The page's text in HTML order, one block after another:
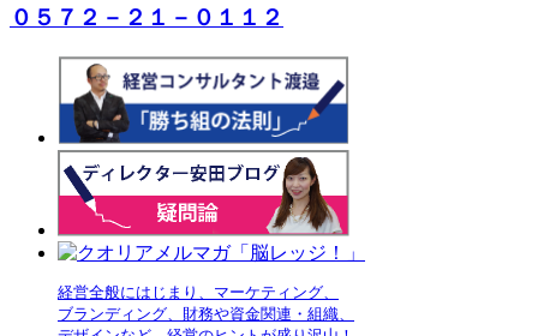
０５７２－２１－０１１２
経営全般にはじまり、マーケティング、
ブランディング、財務や資金関連・組織、